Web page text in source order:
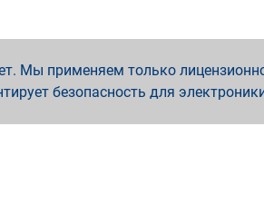
Мы применяем только
безопасность для